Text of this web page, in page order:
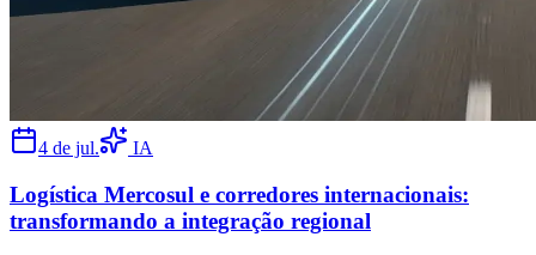
4 de jul. IA
Logística Mercosul e corredores internacionais:
transformando a integração regional